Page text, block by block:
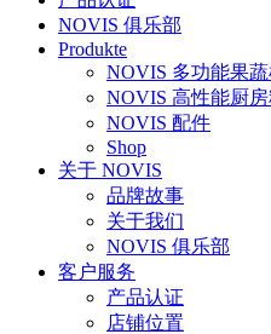
NOVIS 俱乐部
Produkte
NOVIS 多功能果
NOVIS 高性能厨
NOVIS 配件
Shop
关于 NOVIS
品牌故事
关于我们
NOVIS 俱乐部
客户服务
产品认证
店铺位置